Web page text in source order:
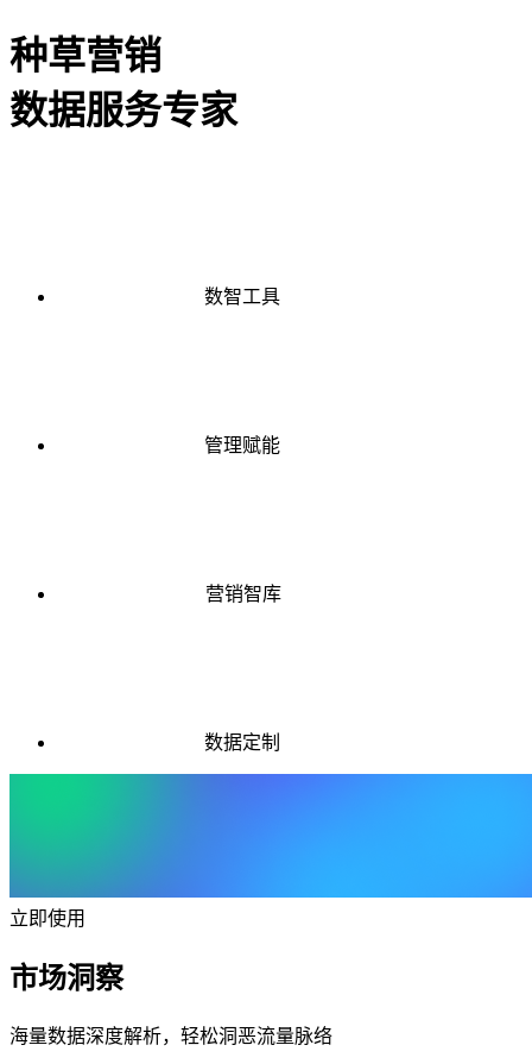
种草营销
数据服务专家
数智工具
管理赋能
营销智库
数据定制
立即使用
市场洞察
海量数据深度解析，轻松洞恶流量脉络